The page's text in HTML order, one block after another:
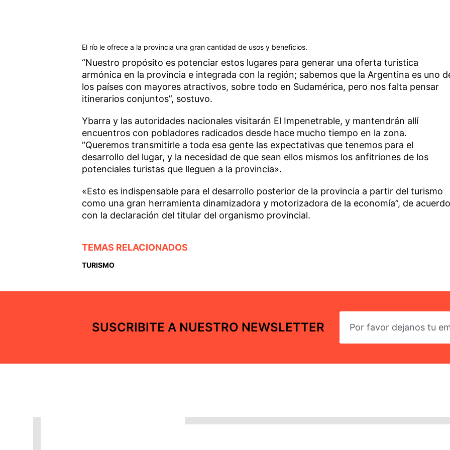
El río le ofrece a la provincia una gran cantidad de usos y beneficios.
“Nuestro propósito es potenciar estos lugares para generar una oferta turística
armónica en la provincia e integrada con la región; sabemos que la Argentina es uno
los países con mayores atractivos, sobre todo en Sudamérica, pero nos falta pensar
itinerarios conjuntos”, sostuvo.
Ybarra y las autoridades nacionales visitarán El Impenetrable, y mantendrán allí
encuentros con pobladores radicados desde hace mucho tiempo en la zona.
“Queremos transmitirle a toda esa gente las expectativas que tenemos para el
desarrollo del lugar, y la necesidad de que sean ellos mismos los anfitriones de los
potenciales turistas que lleguen a la provincia».
«Esto es indispensable para el desarrollo posterior de la provincia a partir del turismo
como una gran herramienta dinamizadora y motorizadora de la economía”, de acuerdo
con la declaración del titular del organismo provincial.
TEMAS RELACIONADOS
TURISMO
SUSCRIBITE A NUESTRO NEWSLETTER